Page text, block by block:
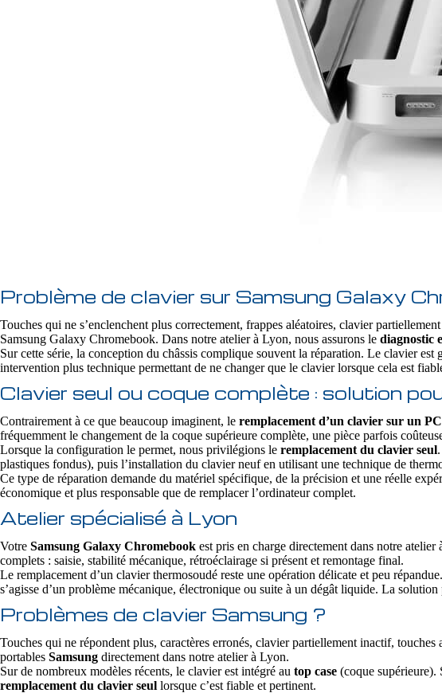
Problème de clavier sur Samsung Galaxy
Touches qui ne s’enclenchent plus correctement, frappes aléatoires, clavier
Samsung Galaxy Chromebook. Dans notre atelier à Lyon, nous assurons le diagnostic
Sur cette série, la conception du châssis complique souvent la réparation. Le clavier
intervention plus technique permettant de ne changer que le clavier lorsque cela est
Clavier seul ou coque complète : solution
Contrairement à ce que beaucoup imaginent, le remplacement d’un clavier sur un
fréquemment le changement de la coque supérieure complète, une pièce parfois
Lorsque la configuration le permet, nous privilégions le remplacement du clavier seul
plastiques fondus), puis l’installation du clavier neuf en utilisant une technique de
Ce type de réparation demande du matériel spécifique, de la précision et une réelle
économique et plus responsable que de remplacer l’ordinateur complet.
Atelier spécialisé à Lyon
Votre Samsung Galaxy Chromebook est pris en charge directement dans notre
complets : saisie, stabilité mécanique, rétroéclairage si présent et remontage final.
Le remplacement d’un clavier thermosoudé reste une opération délicate et peu
s’agisse d’un problème mécanique, électronique ou suite à un dégât liquide. La
Problèmes de clavier Samsung ?
Touches qui ne répondent plus, caractères erronés, clavier partiellement inactif,
portables Samsung directement dans notre atelier à Lyon.
Sur de nombreux modèles récents, le clavier est intégré au top case (coque supérieure).
remplacement du clavier seul lorsque c’est fiable et pertinent.